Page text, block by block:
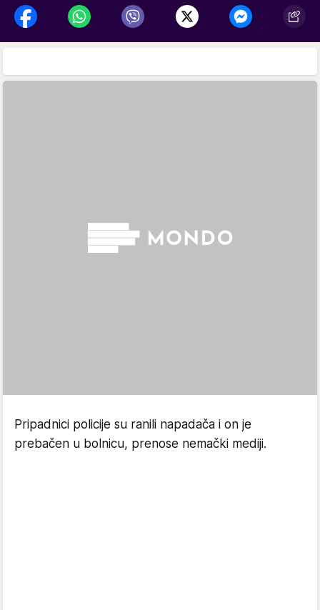
Pripadnici policije su ranili napadača i on je
prebačen u bolnicu, prenose nemački mediji.